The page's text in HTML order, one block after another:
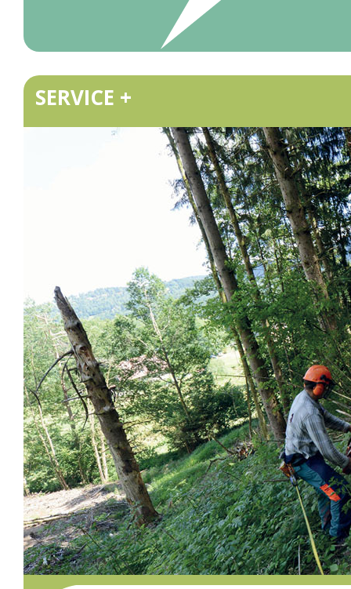
SERVICE +